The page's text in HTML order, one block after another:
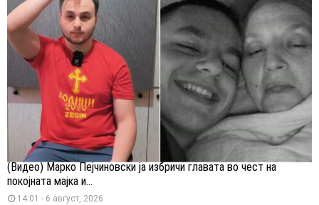
(Видео) Марко Пејчиновски ја избричи главата во чест на
покојната мајка и...
14:01 - 6 август, 2026